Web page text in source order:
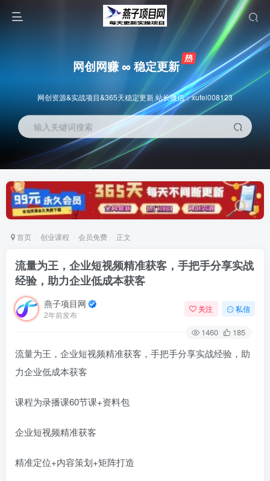
网创网赚 ∞ 稳定更新
网创资源&实战项目&365天稳定更新 站长微信：xufei008123
输入关键词搜索
首页 创业课程 会员免费 正文
流量为王，企业短视频精准获客，手把手分享实战
经验，助力企业低成本获客
燕子项目网
2年前发布
关注 私信
1460 185
流量为王，企业短视频精准获客，手把手分享实战经验，助
力企业低成本获客
课程为录播课60节课+资料包
企业短视频精准获客
精准定位+内容策划+矩阵打造